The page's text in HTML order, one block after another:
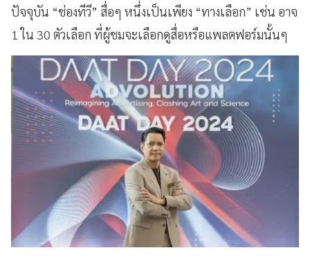
ปัจจุบัน “ช่องทีวี” สื่อๆ หนึ่งเป็นเพียง “ทางเลือก” เช่น อาจ
1 ใน 30 ตัวเลือก ที่ผู้ชมจะเลือกดูสื่อหรือแพลตฟอร์มนั้นๆ